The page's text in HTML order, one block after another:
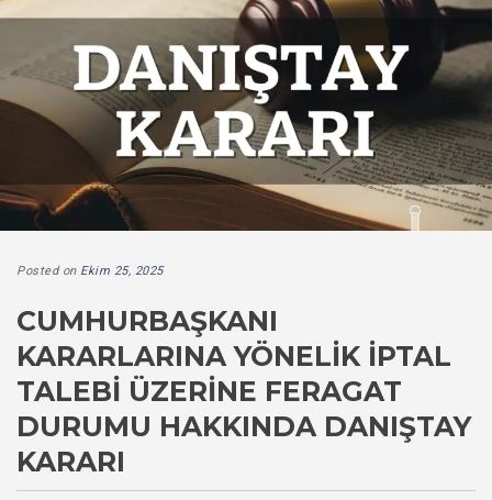
Posted on Ekim 25, 2025
CUMHURBAŞKANI
KARARLARINA YÖNELIK İPTAL
TALEBI ÜZERINE FERAGAT
DURUMU HAKKINDA DANIŞTAY
KARARI